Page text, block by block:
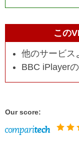
この
他のサービス
BBC iPlayer
Our score: